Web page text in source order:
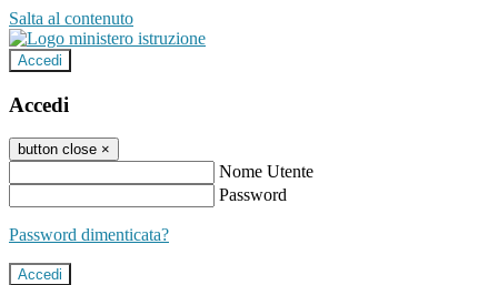
Salta al contenuto
Accedi
Accedi
button close ×
Nome Utente
Password
Password dimenticata?